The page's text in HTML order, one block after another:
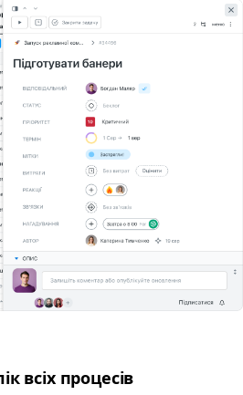
всіх процесів